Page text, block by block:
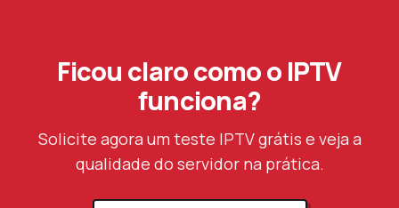
Ficou claro como o IPTV
funciona?
Solicite agora um teste IPTV grátis e veja a
qualidade do servidor na prática.